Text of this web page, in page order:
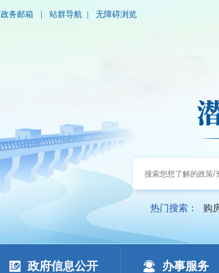
政务邮箱 站群导航 无障碍浏览
热门搜索： 购
政府信息公开 办事服务